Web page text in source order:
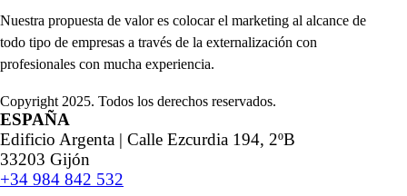
Nuestra propuesta de valor es colocar el marketing al alcance de
todo tipo de empresas a través de la externalización con
profesionales con mucha experiencia.
Copyright 2025. Todos los derechos reservados.
ESPAÑA
Edificio Argenta | Calle Ezcurdia 194, 2ºB
33203 Gijón
+34 984 842 532